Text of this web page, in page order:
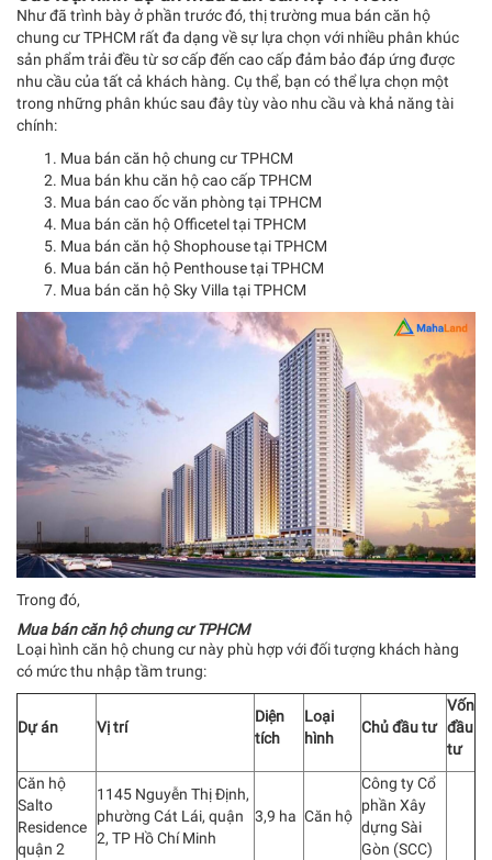
Như đã trình bày ở phần trước đó, thị trường mua bán căn hộ
chung cư TPHCM rất đa dạng về sự lựa chọn với nhiều phân khúc
sản phẩm trải đều từ sơ cấp đến cao cấp đảm bảo đáp ứng được
nhu cầu của tất cả khách hàng. Cụ thể, bạn có thể lựa chọn một
trong những phân khúc sau đây tùy vào nhu cầu và khả năng tài
chính:
Mua bán căn hộ chung cư TPHCM
Mua bán khu căn hộ cao cấp TPHCM
Mua bán cao ốc văn phòng tại TPHCM
Mua bán căn hộ Officetel tại TPHCM
Mua bán căn hộ Shophouse tại TPHCM
Mua bán căn hộ Penthouse tại TPHCM
Mua bán căn hộ Sky Villa tại TPHCM
Trong đó,
Mua bán căn hộ chung cư TPHCM
Loại hình căn hộ chung cư này phù hợp với đối tượng khách hàng
có mức thu nhập tầm trung:
Dự án Vị trí
Diện
tích
Loại
hình
Chủ đầu tư
Vốn
đầu
tư
Căn hộ
Salto
Residence
quận 2
1145 Nguyễn Thị Định,
phường Cát Lái, quận
2, TP Hồ Chí Minh
3,9 ha Căn hộ
Công ty Cổ
phần Xây
dựng Sài
Gòn (SCC)